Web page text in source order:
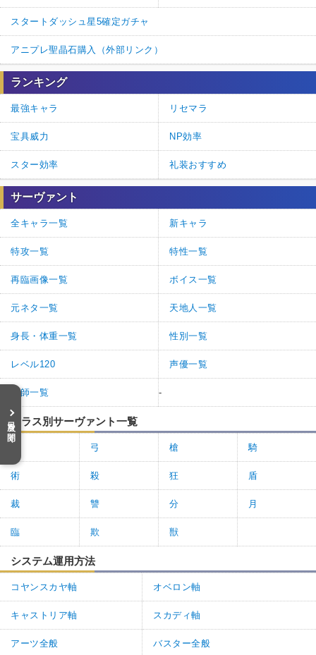
目次を開く
スタートダッシュ星5確定ガチャ
アニプレ聖晶石購入（外部リンク）
ランキング
最強キャラ リセマラ
宝具威力 NP効率
スター効率 礼装おすすめ
サーヴァント
全キャラ一覧 新キャラ
特攻一覧 特性一覧
再臨画像一覧 ボイス一覧
元ネタ一覧 天地人一覧
身長・体重一覧 性別一覧
レベル120 声優一覧
絵師一覧 -
クラス別サーヴァント一覧
弓 槍 騎
術 殺 狂 盾
裁 讐 分 月
臨 欺 獣
システム運用方法
コヤンスカヤ軸 オベロン軸
キャストリア軸 スカディ軸
アーツ全般 バスター全般